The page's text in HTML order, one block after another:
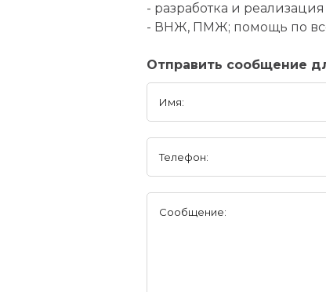
- разработка и
- ВНЖ, ПМЖ; помощь по
Отправить сообщение
Имя:
Телефон:
Сообщение: